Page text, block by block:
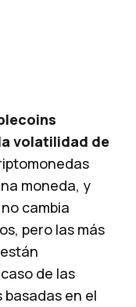
volatilidad de
moneda, y
cambia
pero las más
de las
en el